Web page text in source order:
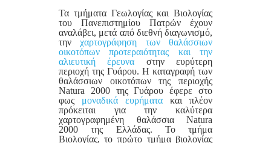
Τα τμήματα Γεωλογίας και Βιολογίας
του Πανεπιστημίου Πατρών έχουν
αναλάβει, μετά από διεθνή διαγωνισμό,
τηνχαρτογράφηση των θαλάσσιων
οικοτόπων προτεραιότητας και την
αλιευτική έρευνα στην ευρύτερη
περιοχή της Γυάρου. Η καταγραφή των
θαλάσσιων οικοτόπων της περιοχής
Natura 2000 της Γυάρου έφερε στο
φως μοναδικά ευρήματακαι πλέον
πρόκειται για την καλύτερα
χαρτογραφημένη θαλάσσια Natura
2000 της Ελλάδας. Το τμήμα
Βιολογίας, το πρώτο τμήμα βιολογίας